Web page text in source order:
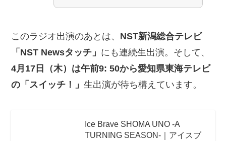
このラジオ出演のあとは、 NST新潟総合テレビ
「NST Newsタッチ」 にも連続生出演。そして、
4月17日（木）は午前9: 50から愛知県東海テレビ
の「スイッチ！」生出演が待ち構えています。
Ice Brave SHOMA UNO -A
TURNING SEASON-｜アイスブ